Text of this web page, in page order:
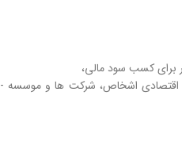
برای کسب سود مالی،
افشاء غیر مجاز اطلاعات مالی، تجاری و اقتصادی اشخاص، شرکت ­ها و موسسه ­